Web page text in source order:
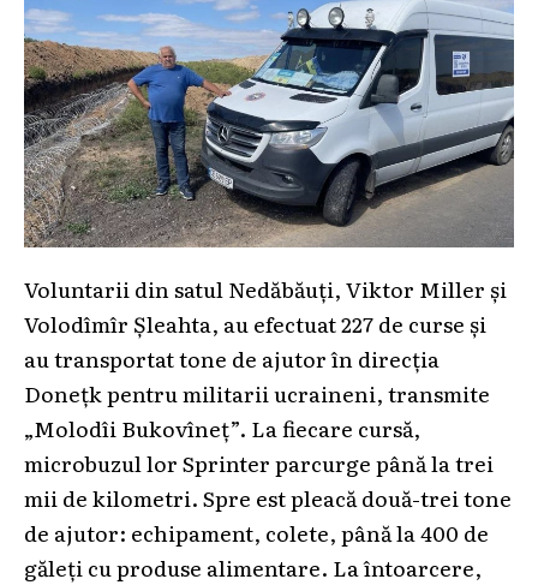
Voluntarii din satul Nedăbăuți, Viktor Mіller și
Volodîmîr Șleahta, au efectuat 227 de curse și
au transportat tone de ajutor în direcția
Donețk pentru militarii ucraineni, transmite
„Molodîi Bukovîneț”. La fiecare cursă,
microbuzul lor Sprinter parcurge până la trei
mii de kilometri. Spre est pleacă două-trei tone
de ajutor: echipament, colete, până la 400 de
găleți cu produse alimentare. La întoarcere,